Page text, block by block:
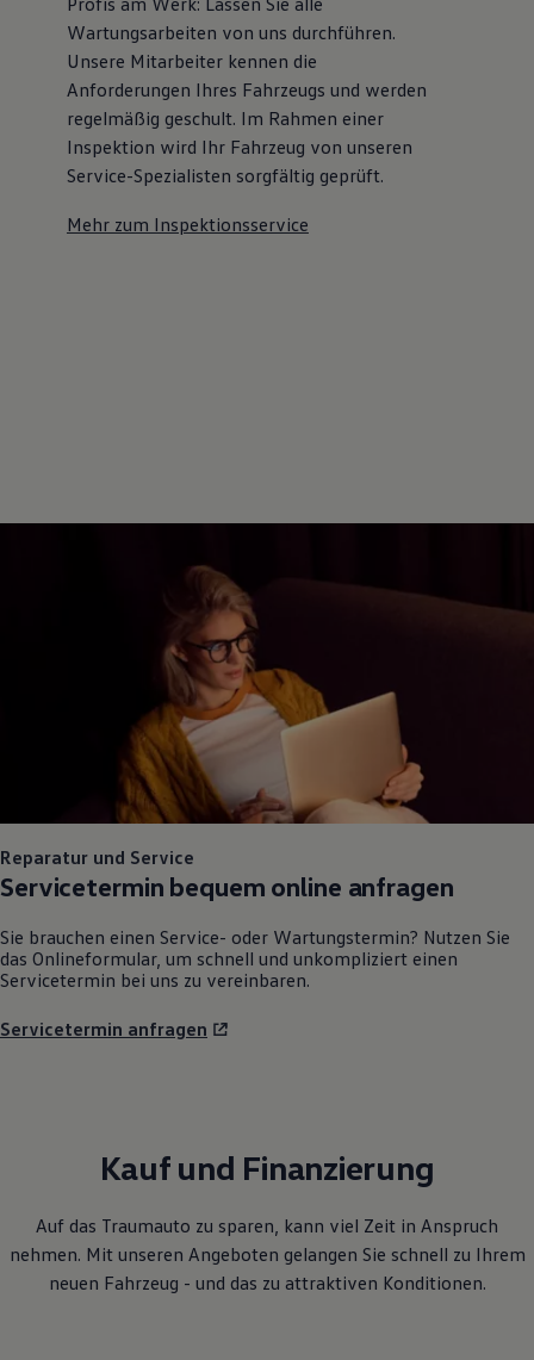
Wartungsarbeiten von uns durchführen.
Unsere Mitarbeiter kennen die
Anforderungen Ihres Fahrzeugs und werden
regelmäßig geschult. Im Rahmen einer
Inspektion wird Ihr Fahrzeug von unseren
Service-Spezialisten sorgfältig geprüft.
Mehr zum Inspektionsservice
Reparatur und Service
Servicetermin bequem online anfragen
Sie brauchen einen Service- oder Wartungstermin? Nutzen Sie
das Onlineformular, um schnell und unkompliziert einen
Servicetermin bei uns zu vereinbaren.
Servicetermin anfragen
Kauf und Finanzierung
Auf das Traumauto zu sparen, kann viel Zeit in Anspruch
nehmen. Mit unseren Angeboten gelangen Sie schnell zu Ihrem
neuen Fahrzeug - und das zu attraktiven Konditionen.